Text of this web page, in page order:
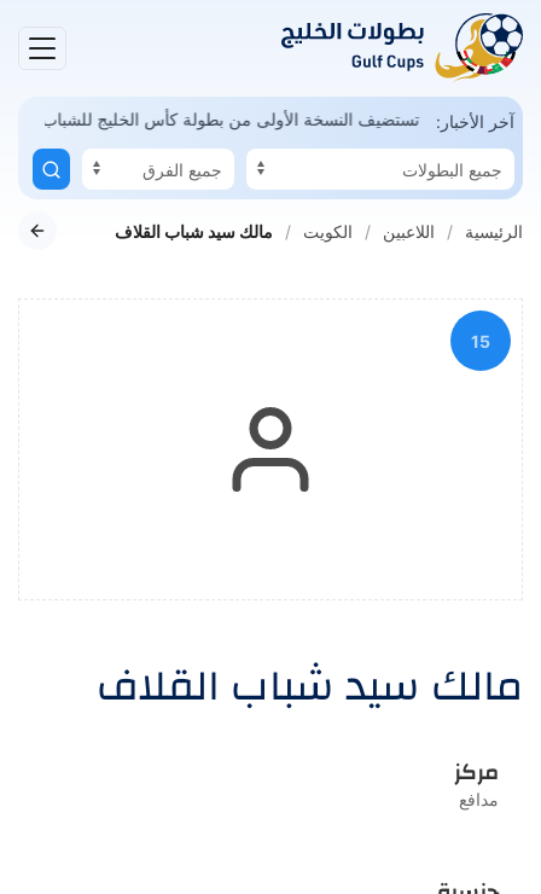
آخر الأخبار:السعودية تستضيف النسخة الأولى من بطولة كأس الخليج للشباب
الرئيسية اللاعبين الكويت مالك سيد شباب القلاف
15
مالك سيد شباب القلاف
مركز
مدافع